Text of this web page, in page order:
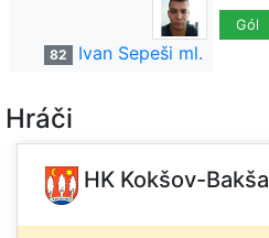
82 Ivan Sepeši ml.
Gól
Hráči
HK Kokšov-Bakša